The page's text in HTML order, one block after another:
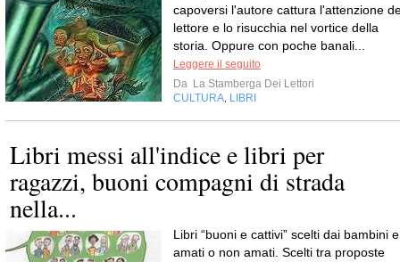
capoversi l'autore cattura l'attenzione
lettore e lo risucchia nel vortice della
storia. Oppure con poche banali...
Leggere il seguito
Da La Stamberga Dei Lettori
CULTURA LIBRI
Libri messi all'indice e libri per
ragazzi, buoni compagni di strada
nella...
Libri “buoni e cattivi” scelti dai bambini e
amati o non amati. Scelti tra proposte